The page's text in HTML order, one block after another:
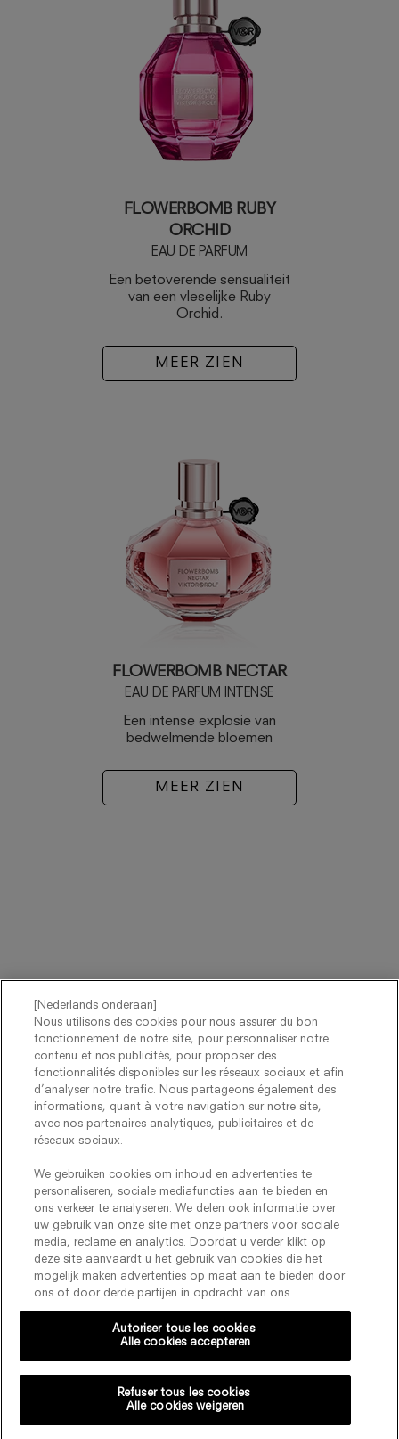
FLOWERBOMB RUBY
ORCHID
EAU DE PARFUM
Een betoverende sensualiteit
van een vleselijke Ruby
Orchid.
MEER ZIEN
FLOWERBOMB NECTAR
EAU DE PARFUM INTENSE
Een intense explosie van
bedwelmende bloemen
MEER ZIEN
Volg ons :
CONTACTEER ONS ALGEMENE VOORWAARDEN
PRIVACYBELEID PRIVACY INSTELLINGEN
Persoonsgegevens verzameld via dit formulier worden verwerkt
voor Viktor&Rolf om uw registratie te verwerken en onze
nieuwsbrief te versturen. U heeft het recht op bekendmaking,
correctie, toevoeging en verwijdering van gegevens die aan u
gerelateerd zijn. Raadpleeg ons gegevensbeschermingsbeleid voor
[Nederlands onderaan]
Nous utilisons des cookies pour nous assurer du bon
fonctionnement de notre site, pour personnaliser notre
contenu et nos publicités, pour proposer des
fonctionnalités disponibles sur les réseaux sociaux et afin
d’analyser notre trafic. Nous partageons également des
informations, quant à votre navigation sur notre site,
avec nos partenaires analytiques, publicitaires et de
réseaux sociaux.
We gebruiken cookies om inhoud en advertenties te
personaliseren, sociale mediafuncties aan te bieden en
ons verkeer te analyseren. We delen ook informatie over
uw gebruik van onze site met onze partners voor sociale
media, reclame en analytics. Doordat u verder klikt op
deze site aanvaardt u het gebruik van cookies die het
mogelijk maken advertenties op maat aan te bieden door
ons of door derde partijen in opdracht van ons.
Refuser tous les cookies
Alle cookies weigeren
Autoriser tous les cookies
Alle cookies accepteren